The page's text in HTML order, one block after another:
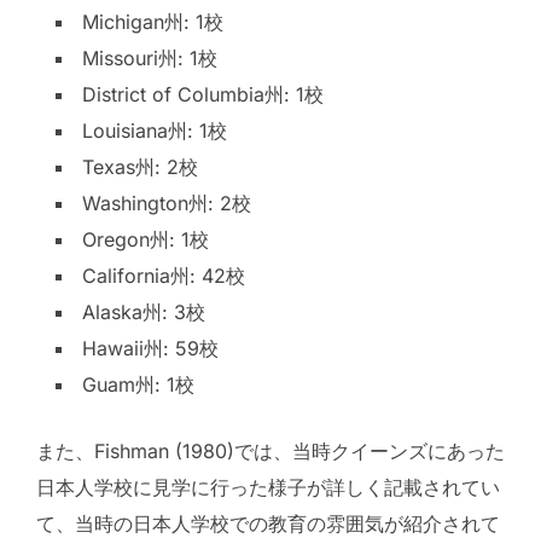
Michigan州: 1校
Missouri州: 1校
District of Columbia州: 1校
Louisiana州: 1校
Texas州: 2校
Washington州: 2校
Oregon州: 1校
California州: 42校
Alaska州: 3校
Hawaii州: 59校
Guam州: 1校
また、Fishman (1980)では、当時クイーンズにあった
日本人学校に見学に行った様子が詳しく記載されてい
て、当時の日本人学校での教育の雰囲気が紹介されて